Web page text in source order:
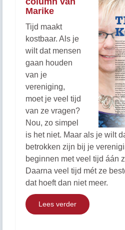
Marike
Tijd maakt
kostbaar. Als je
wilt dat mensen
gaan houden
van je
vereniging,
moet je veel tijd
van ze vragen?
Nou, zo simpel
is het niet. Maar als je wilt
betrokken zijn bij je
beginnen met veel tijd áán
Daarna veel tijd mét ze
dat hoeft dan niet meer.
Lees verder